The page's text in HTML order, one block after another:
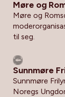
Møre og
Møre og
til seg.
Sunnmøre
Sunnmøre
Noregs